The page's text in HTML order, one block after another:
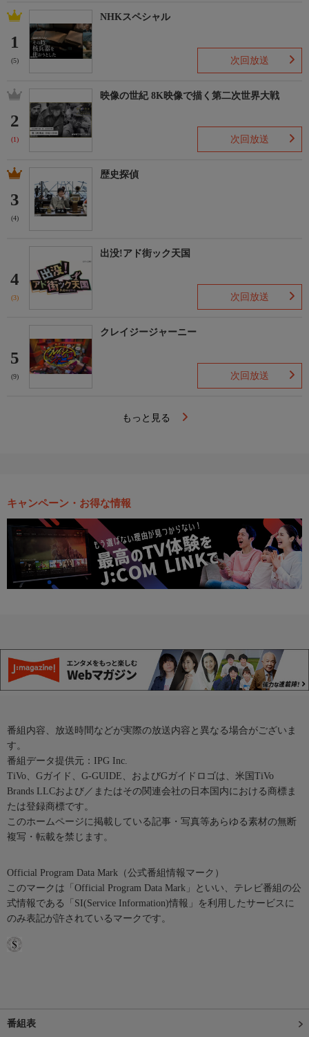
1
(5)
NHKスペシャル
次回放送
2
(1)
映像の世紀 8K映像で描く第二次世界大戦
次回放送
3
(4)
歴史探偵
4
(3)
出没!アド街ック天国
次回放送
5
(9)
クレイジージャーニー
次回放送
もっと見る
キャンペーン・お得な情報
番組内容、放送時間などが実際の放送内容と異なる場合がございま
す。
番組データ提供元：IPG Inc.
TiVo、Gガイド、G-GUIDE、およびGガイドロゴは、米国TiVo
Brands LLCおよび／またはその関連会社の日本国内における商標ま
たは登録商標です。
このホームページに掲載している記事・写真等あらゆる素材の無断
複写・転載を禁じます。
Official Program Data Mark（公式番組情報マーク）
このマークは「Official Program Data Mark」といい、テレビ番組の公
式情報である「SI(Service Information)情報」を利用したサービスに
のみ表記が許されているマークです。
番組表